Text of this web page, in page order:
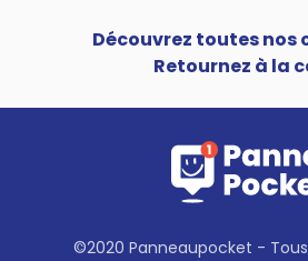
Découvrez toutes nos
Retournez à la
©2020 Panneaupocket -